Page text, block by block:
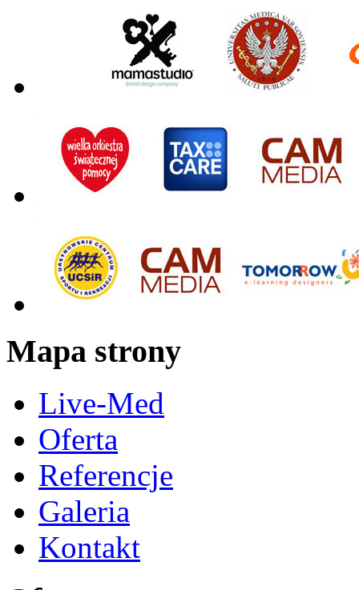
Mapa strony
Live-Med
Oferta
Referencje
Galeria
Kontakt